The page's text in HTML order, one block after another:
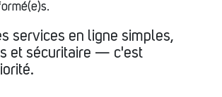
services en ligne simples,
et sécuritaire — c'est